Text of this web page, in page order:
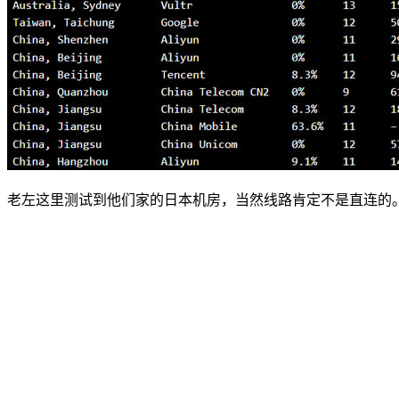
老左这里测试到他们家的日本机房，当然线路肯定不是直连的